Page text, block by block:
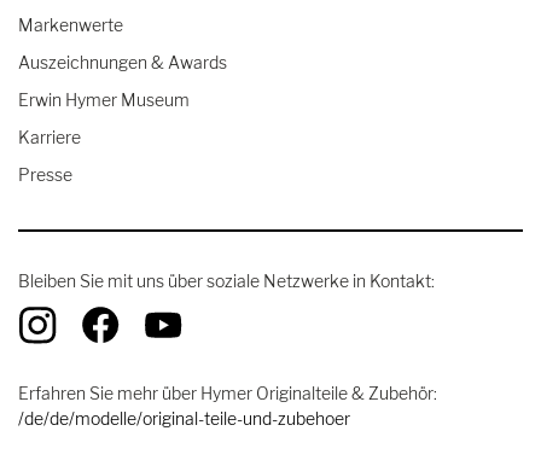
Markenwerte
Auszeichnungen & Awards
Erwin Hymer Museum
Karriere
Presse
Bleiben Sie mit uns über soziale Netzwerke in Kontakt:
Erfahren Sie mehr über Hymer Originalteile & Zubehör:
/de/de/modelle/original-teile-und-zubehoer